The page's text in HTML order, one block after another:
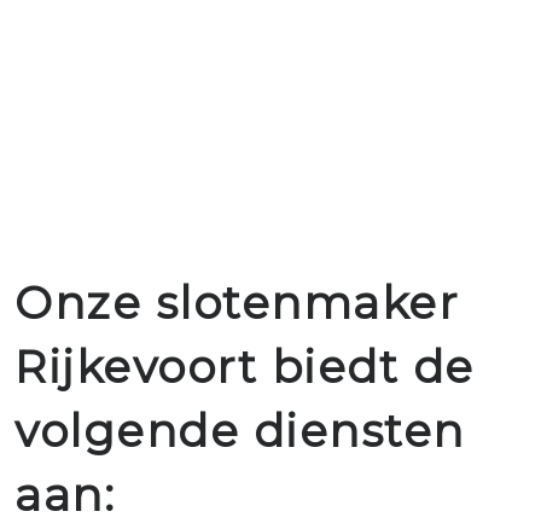
Onze slotenmaker
Rijkevoort biedt de
volgende diensten
aan: